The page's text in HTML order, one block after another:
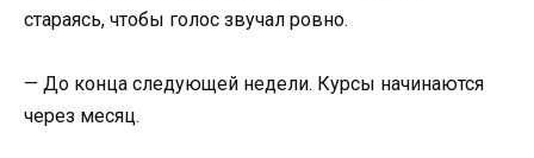
стараясь, чтобы голос звучал ровно.
— До конца следующей недели. Курсы начинаются
через месяц.